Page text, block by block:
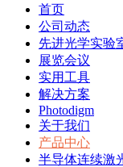
首页
公司动态
先进光学实验
展览会议
实用工具
解决方案
Photodigm
关于我们
产品中心
半导体连续激